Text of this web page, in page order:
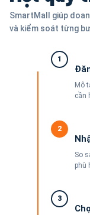
SmartMall giúp
và kiểm soát từng
1
Mô
cần
2
So
phù
3